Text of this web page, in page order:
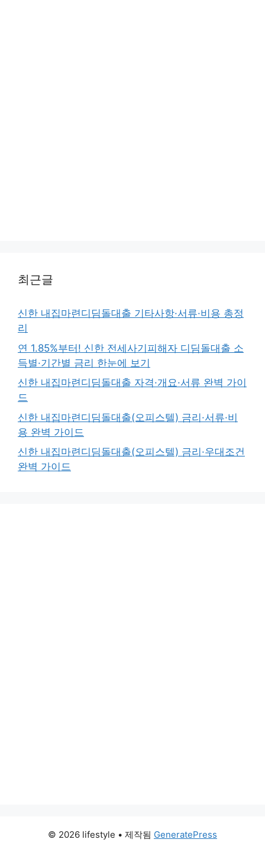
최근글
신한 내집마련디딤돌대출 기타사항·서류·비용 총정
리
연 1.85%부터! 신한 전세사기피해자 디딤돌대출 소
득별·기간별 금리 한눈에 보기
신한 내집마련디딤돌대출 자격·개요·서류 완벽 가이
드
신한 내집마련디딤돌대출(오피스텔) 금리·서류·비
용 완벽 가이드
신한 내집마련디딤돌대출(오피스텔) 금리·우대조건
완벽 가이드
© 2026 lifestyle • 제작됨 GeneratePress